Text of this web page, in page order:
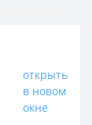
открыть
в новом
окне